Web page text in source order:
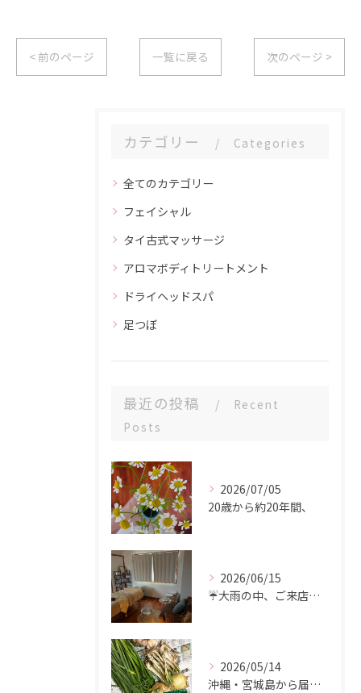
< 前のページ 一覧に戻る 次のページ >
カテゴリー Categories
全てのカテゴリー
フェイシャル
タイ古式マッサージ
アロマボディトリートメント
ドライヘッドスパ
足つぼ
最近の投稿
Recent
Posts
2026/07/05
20歳から約20年間、
2026/06/15
☔️大雨の中、ご来店ありがとうございました。
2026/05/14
沖縄・宮城島から届いた、食の恵み🌿